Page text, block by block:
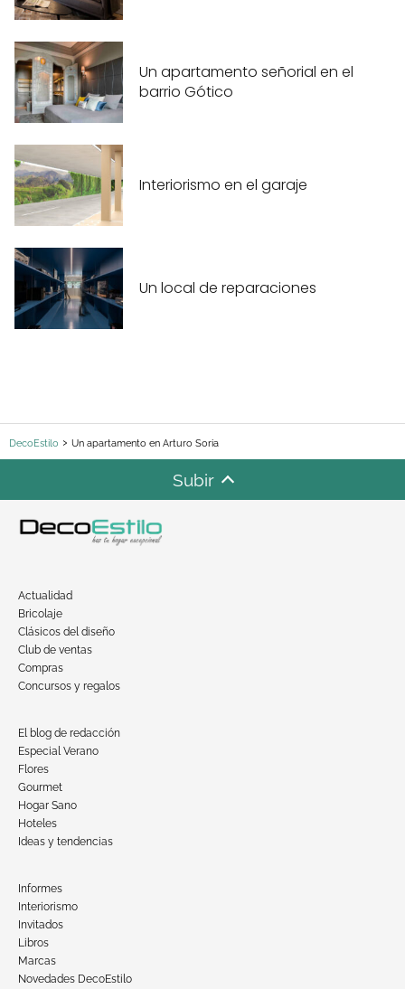
Un apartamento señorial en el
barrio Gótico
Interiorismo en el garaje
Un local de reparaciones
DecoEstilo Un apartamento en Arturo Soria
Subir
Actualidad
Bricolaje
Clásicos del diseño
Club de ventas
Compras
Concursos y regalos
El blog de redacción
Especial Verano
Flores
Gourmet
Hogar Sano
Hoteles
Ideas y tendencias
Informes
Interiorismo
Invitados
Libros
Marcas
Novedades DecoEstilo